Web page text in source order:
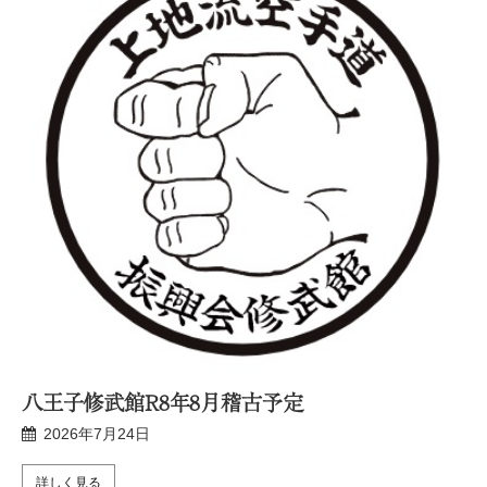
新宿修武館R8年7月稽古予定
2026年6月25日
詳しく見る